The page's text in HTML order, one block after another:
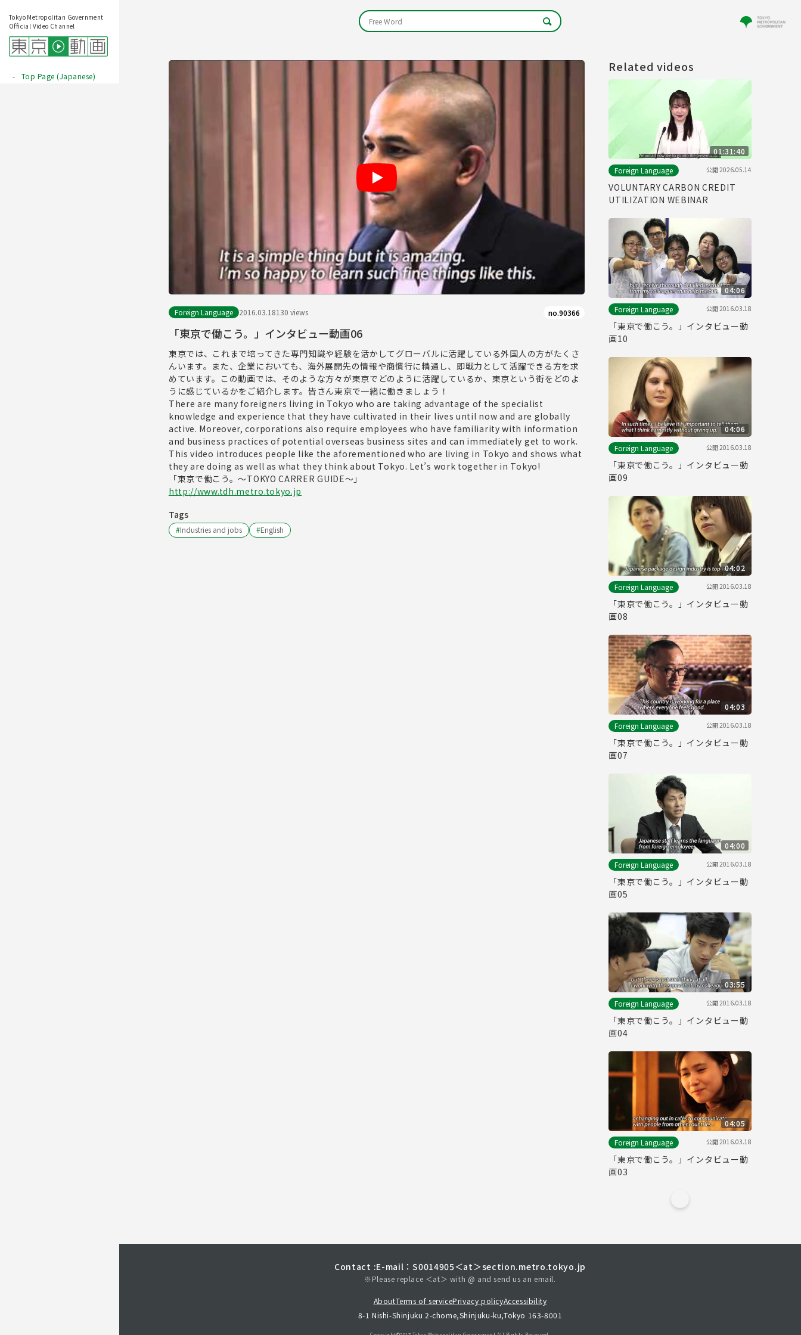
Tokyo Metropolitan Government
Official Video Channel
Top Page (Japanese)
Foreign Language 2016.03.18130 views no.90366
「東京で働こう。」インタビュー動画06
東京では、これまで培ってきた専門知識や経験を活かしてグローバルに活躍している外国人の方がたくさ
んいます。また、企業においても、海外展開先の情報や商慣行に精通し、即戦力として活躍できる方を求
めています。この動画では、そのような方々が東京でどのように活躍しているか、東京という街をどのよ
うに感じているかをご紹介します。皆さん東京で一緒に働きましょう！
There are many foreigners living in Tokyo who are taking advantage of the specialist
knowledge and experience that they have cultivated in their lives until now and are globally
active. Moreover, corporations also require employees who have familiarity with information
and business practices of potential overseas business sites and can immediately get to work.
This video introduces people like the aforementioned who are living in Tokyo and shows what
they are doing as well as what they think about Tokyo. Let’s work together in Tokyo!
「東京で働こう。～TOKYO CARRER GUIDE～」
http://www.tdh.metro.tokyo.jp
Tags
#Industries and jobs #English
Related videos
01:31:40
Foreign Language
公開2026.05.14
VOLUNTARY CARBON CREDIT
UTILIZATION WEBINAR
04:06
Foreign Language
公開2016.03.18
「東京で働こう。」インタビュー動
画10
04:06
Foreign Language
公開2016.03.18
「東京で働こう。」インタビュー動
画09
04:02
Foreign Language
公開2016.03.18
「東京で働こう。」インタビュー動
画08
04:03
Foreign Language
公開2016.03.18
「東京で働こう。」インタビュー動
画07
04:00
Foreign Language
公開2016.03.18
「東京で働こう。」インタビュー動
画05
03:55
Foreign Language
公開2016.03.18
「東京で働こう。」インタビュー動
画04
04:05
Foreign Language
公開2016.03.18
「東京で働こう。」インタビュー動
画03
Contact :E-mail：S0014905＜at＞section.metro.tokyo.jp
※Please replace ＜at＞ with @ and send us an email.
AboutTerms of servicePrivacy policyAccessibility
8-1 Nishi-Shinjuku 2-chome,Shinjuku-ku,Tokyo 163-8001